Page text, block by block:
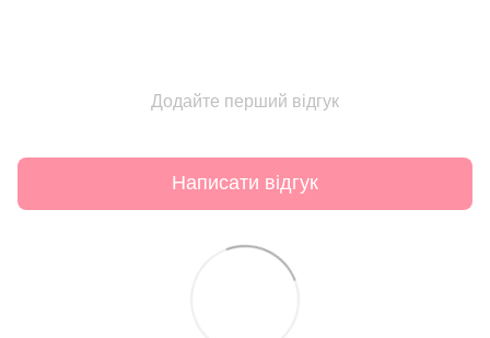
Додайте перший відгук
Написати відгук